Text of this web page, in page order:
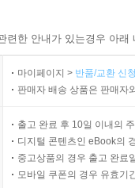
도전을 드리우고 있다고
’을 ‘중화민족의 위
강대국 등장에 유리
총체적 안정을 기하는
며 전 세계의 우군
대관계를 강화하는 방
한 안내가 있는경우 아
마이페이지 > 반품/교환 신
판매자 배송 상품은 판매자
출고 완료 후 10일 이내의
디지털 콘텐츠인 eBook의
중고상품의 경우 출고 완료
모바일 쿠폰의 경우 유효기